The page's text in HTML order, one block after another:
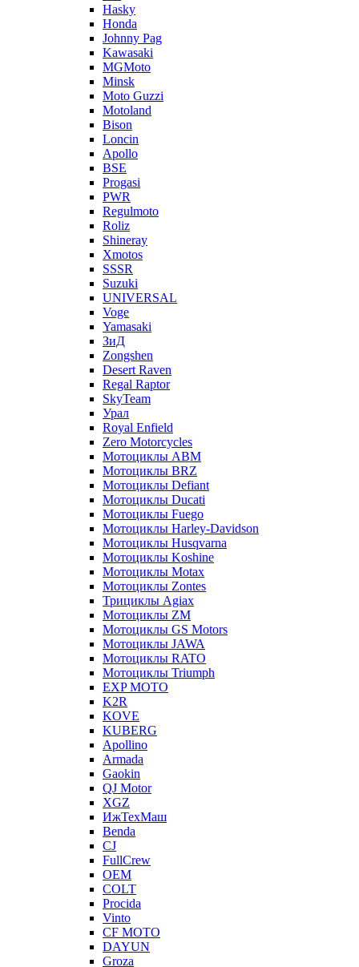
Hasky
Honda
Johnny Pag
Kawasaki
MGMoto
Minsk
Moto Guzzi
Motoland
Bison
Loncin
Apollo
BSE
Progasi
PWR
Regulmoto
Roliz
Shineray
Xmotos
SSSR
Suzuki
UNIVERSAL
Voge
Yamasaki
ЗиД
Zongshen
Desert Raven
Regal Raptor
SkyTeam
Урал
Royal Enfield
Zero Motorcycles
Мотоциклы ABM
Мотоциклы BRZ
Мотоциклы Defiant
Мотоциклы Ducati
Мотоциклы Fuego
Мотоциклы Harley-Davidson
Мотоциклы Husqvarna
Мотоциклы Koshine
Мотоциклы Motax
Мотоциклы Zontes
Трициклы Agiax
Мотоциклы ZM
Мотоциклы GS Motors
Мотоциклы JAWA
Мотоциклы RATO
Мотоциклы Triumph
EXP MOTO
K2R
KOVE
KUBERG
Apollino
Armada
Gaokin
QJ Motor
XGZ
ИжТехМаш
Benda
CJ
FullCrew
OEM
COLT
Procida
Vinto
CF MOTO
DAYUN
Groza